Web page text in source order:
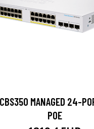
MANAGED 24-
POE